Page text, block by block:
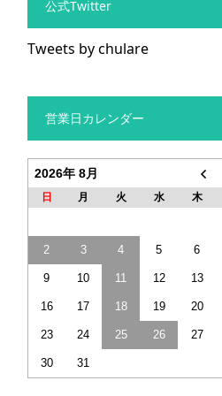
公式Twitter
Tweets by chulare
営業日カレンダー
2026年 8月
日 月 火 水 木
2 3 4 5 6
9 10 11 12 13
16 17 18 19 20
23 24 25 26 27
30 31